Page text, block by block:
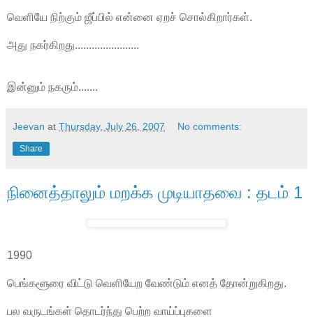
வெளியே நிற்கும் ஜீப்பில் என்னை ஏறச் சொல்கிறார்கள்.
அது நகர்கிறது.......................
இன்னும் நகரும்.......
Jeevan at Thursday, July 26, 2007 No comments:
Share
நினைத்தாலும் மறக்க முடியாதவை : தடம் 1
1990
பெங்களூரை விட்டு வெளியேற வேண்டும் எனத் தோன்றுகிறது.
பல வருடங்கள் தொடர்ந்து பெற்ற வாய்ப்புகளை